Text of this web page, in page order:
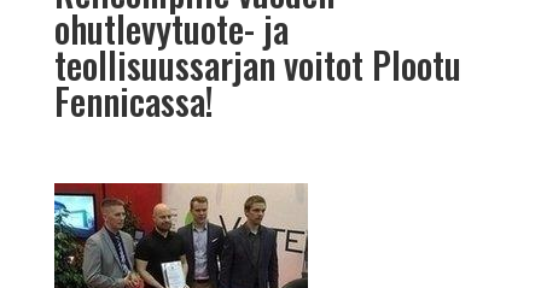
ohutlevytuote- ja
teollisuussarjan voitot Plootu
Fennicassa!